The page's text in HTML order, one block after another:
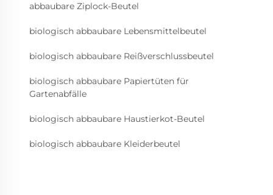
abbaubare Ziplock-Beutel
biologisch abbaubare Lebensmittelbeutel
biologisch abbaubare Reißverschlussbeutel
biologisch abbaubare Papiertüten für
Gartenabfälle
biologisch abbaubare Haustierkot-Beutel
biologisch abbaubare Kleiderbeutel